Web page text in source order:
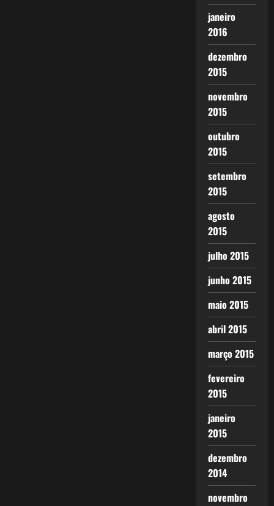
janeiro
2016
dezembro
2015
novembro
2015
outubro
2015
setembro
2015
agosto
2015
julho 2015
junho 2015
maio 2015
abril 2015
março 2015
fevereiro
2015
janeiro
2015
dezembro
2014
novembro